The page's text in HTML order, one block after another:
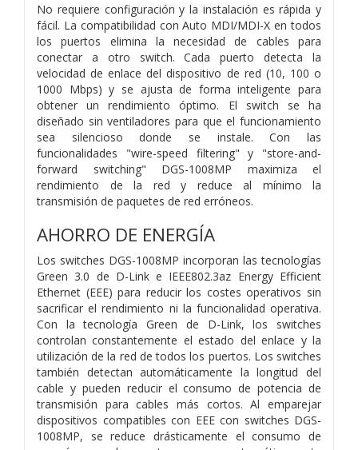
No requiere configuración y la instalación es rápida y
fácil. La compatibilidad con Auto MDI/MDI-X en todos
los puertos elimina la necesidad de cables para
conectar a otro switch. Cada puerto detecta la
velocidad de enlace del dispositivo de red (10, 100 o
1000 Mbps) y se ajusta de forma inteligente para
obtener un rendimiento óptimo. El switch se ha
diseñado sin ventiladores para que el funcionamiento
sea silencioso donde se instale. Con las
funcionalidades "wire-speed filtering" y "store-and-
forward switching" DGS-1008MP maximiza el
rendimiento de la red y reduce al mínimo la
transmisión de paquetes de red erróneos.
AHORRO DE ENERGÍA
Los switches DGS-1008MP incorporan las tecnologías
Green 3.0 de D-Link e IEEE802.3az Energy Efficient
Ethernet (EEE) para reducir los costes operativos sin
sacrificar el rendimiento ni la funcionalidad operativa.
Con la tecnología Green de D-Link, los switches
controlan constantemente el estado del enlace y la
utilización de la red de todos los puertos. Los switches
también detectan automáticamente la longitud del
cable y pueden reducir el consumo de potencia de
transmisión para cables más cortos. Al emparejar
dispositivos compatibles con EEE con switches DGS-
1008MP, se reduce drásticamente el consumo de